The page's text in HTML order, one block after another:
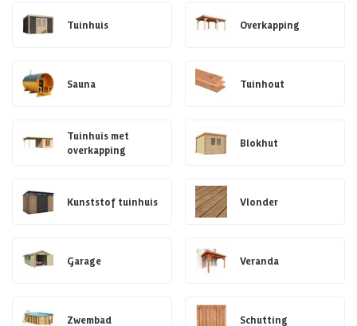
Tuinhuis Overkapping
Sauna Tuinhout
Tuinhuis met
overkapping
Blokhut
Kunststof tuinhuis Vlonder
Garage Veranda
Zwembad Schutting